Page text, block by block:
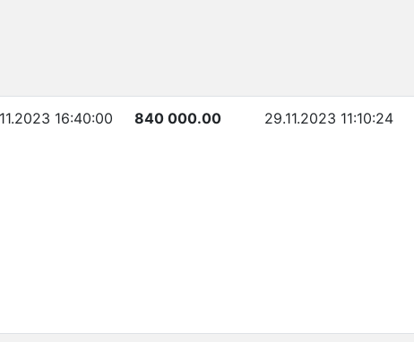
16:40:00 840 000.00 29.11.2023 11:10:24